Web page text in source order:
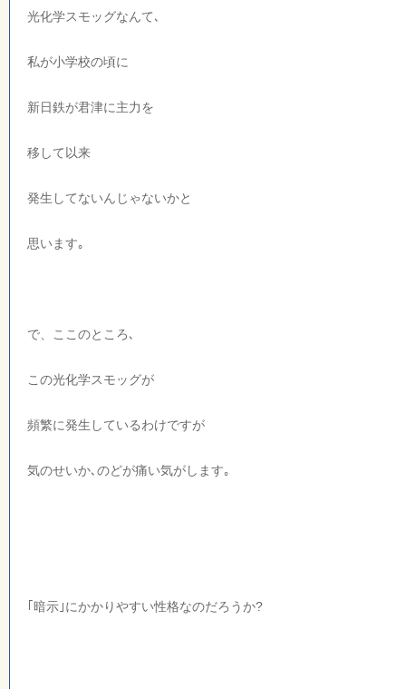
光化学スモッグなんて､
私が小学校の頃に
新日鉄が君津に主力を
移して以来
発生してないんじゃないかと
思います｡
で、ここのところ､
この光化学スモッグが
頻繁に発生しているわけですが
気のせいか､のどが痛い気がします｡
｢暗示｣にかかりやすい性格なのだろうか?